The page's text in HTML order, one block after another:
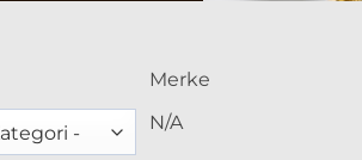
Merke
N/A